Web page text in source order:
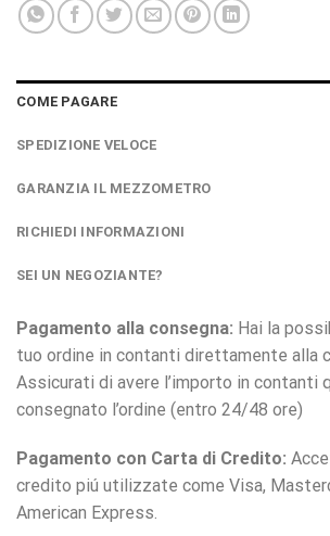
COME PAGARE
SPEDIZIONE VELOCE
GARANZIA IL MEZZOMETRO
RICHIEDI INFORMAZIONI
SEI UN NEGOZIANTE?
Pagamento alla consegna: Hai la
tuo ordine in contanti direttamente alla
Assicurati di avere l’importo in contanti
consegnato l’ordine (entro 24/48 ore)
Pagamento con Carta di Credito:
credito piú utilizzate come Visa,
American Express.